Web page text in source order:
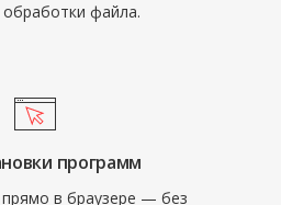
файла.
программ
в браузере — без